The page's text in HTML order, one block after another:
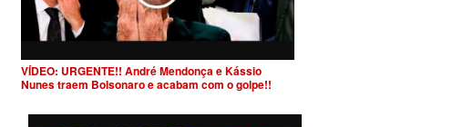
VÍDEO: URGENTE!! André Mendonça e Kássio
Nunes traem Bolsonaro e acabam com o golpe!!